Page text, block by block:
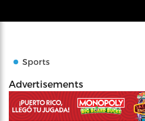
Sports
Advertisements